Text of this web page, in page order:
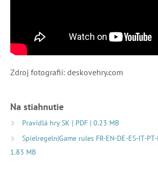
Zdroj fotografií: deskovehry.com
Na stiahnutie
Pravidlá hry SK | PDF | 0.23 MB
Spielregeln|Game rules FR-EN-DE-ES-IT-PT-
1.83 MB